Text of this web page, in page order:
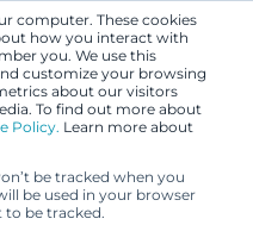
computer. These cookies
how you interact with
you. We use this
customize your browsing
about our visitors
To find out more about
Policy. Learn more about
be tracked when you
be used in your browser
be tracked.